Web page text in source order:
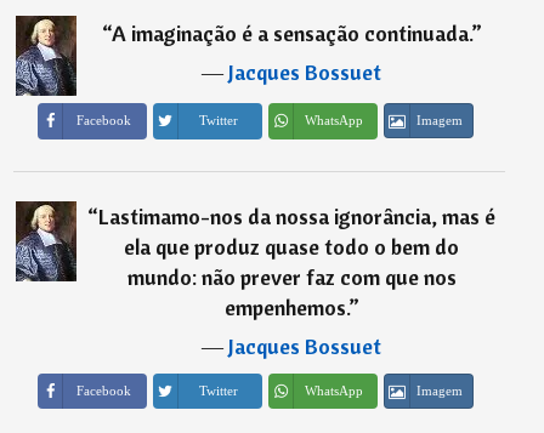
“A imaginação é a sensação continuada.”
―Jacques Bossuet
Facebook Twitter WhatsApp Imagem
“Lastimamo-nos da nossa ignorância, mas é
ela que produz quase todo o bem do
mundo: não prever faz com que nos
empenhemos.”
―Jacques Bossuet
Facebook Twitter WhatsApp Imagem